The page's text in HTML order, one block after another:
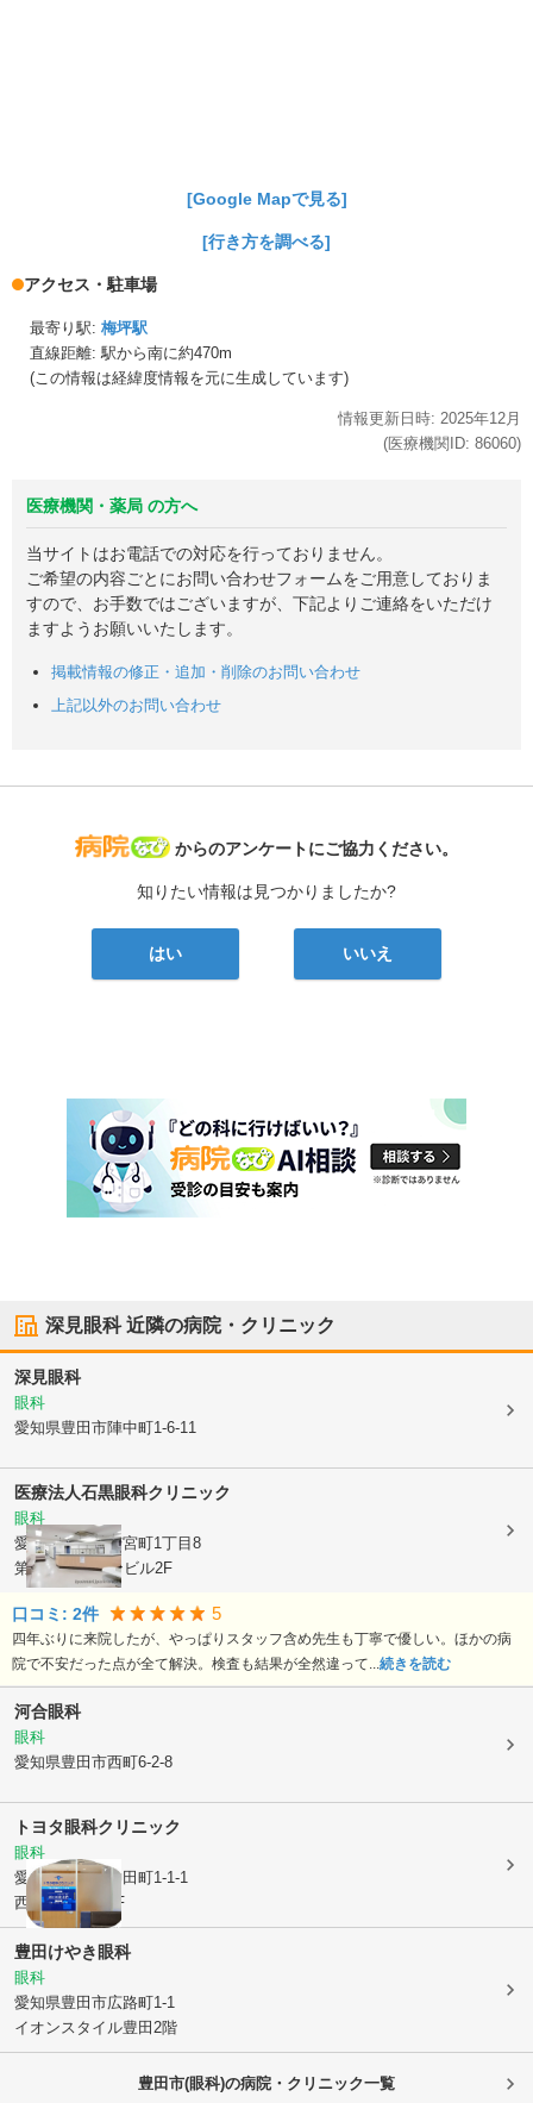
[Google Mapで見る]
[行き方を調べる]
アクセス・駐車場
最寄り駅: 梅坪駅
直線距離: 駅から南に約470m
(この情報は経緯度情報を元に生成しています)
情報更新日時: 2025年12月
(医療機関ID: 86060)
医療機関・薬局 の方へ
当サイトはお電話での対応を行っておりません。
ご希望の内容ごとにお問い合わせフォームをご用意しておりま
すので、お手数ではございますが、下記よりご連絡をいただけ
ますようお願いいたします。
掲載情報の修正・追加・削除のお問い合わせ
上記以外のお問い合わせ
病院なび
からのアンケートにご協力ください。
知りたい情報は見つかりましたか?
はい いいえ
深見眼科近隣の病院・クリニック
深見眼科
眼科
愛知県豊田市陣中町1-6-11
医療法人石黒眼科クリニック
眼科
愛知県豊田市若宮町1丁目8
第38オーシャンビル2F
口コミ: 2件 5
四年ぶりに来院したが、やっぱりスタッフ含め先生も丁寧で優しい。ほかの病
院で不安だった点が全て解決。検査も結果が全然違って...続きを読む
河合眼科
眼科
愛知県豊田市西町6-2-8
トヨタ眼科クリニック
眼科
愛知県豊田市
神田町1-1-1
西山地産ビル3F
豊田けやき眼科
眼科
愛知県豊田市広路町1-1
イオンスタイル豊田2階
豊田市(眼科)の病院・クリニック一覧